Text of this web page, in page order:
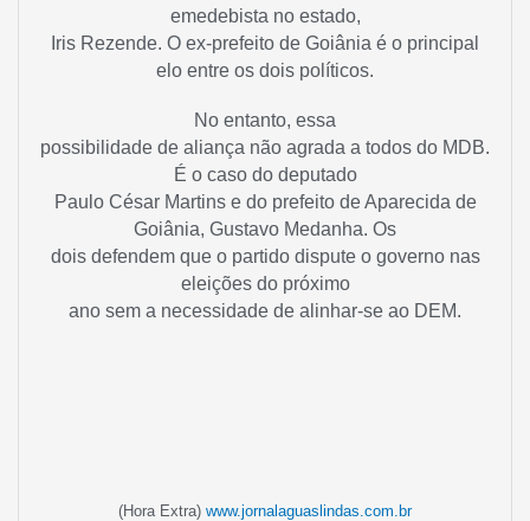
emedebista no estado,
Iris Rezende. O ex-prefeito de Goiânia é o principal
elo entre os dois políticos.
No entanto, essa
possibilidade de aliança não agrada a todos do MDB.
É o caso do deputado
Paulo César Martins e do prefeito de Aparecida de
Goiânia, Gustavo Medanha. Os
dois defendem que o partido dispute o governo nas
eleições do próximo
ano sem a necessidade de alinhar-se ao DEM.
(Hora Extra) www.jornalaguaslindas.com.br